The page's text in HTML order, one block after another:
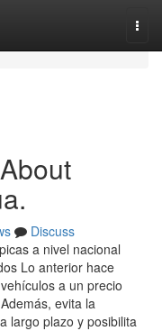
Discuss
a nivel nacional
Lo anterior hace
a un precio
evita la
largo plazo y posibilita